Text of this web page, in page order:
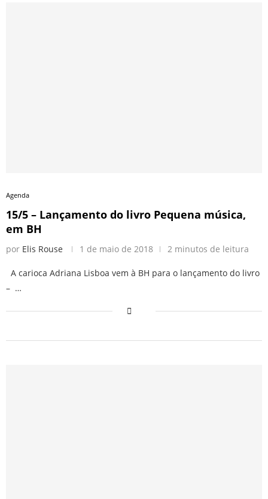
Agenda
15/5 – Lançamento do livro Pequena música,
em BH
por Elis Rouse 1 de maio de 2018 2 minutos de leitura
A carioca Adriana Lisboa vem à BH para o lançamento do livro
– …